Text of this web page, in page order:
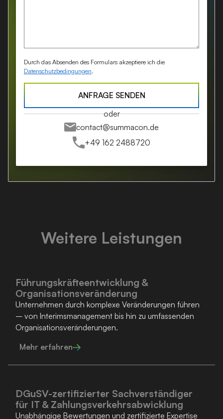
Durch das Absenden des Formulars akzeptiere ich die
Datenschutzbedingungen
ANFRAGE SENDEN
oder
contact@summacon.de
+49 162 2488720
Weitere Leistungen
Führungskräfte­entwicklung &
Organisationsveränderung
Unternehmen durch komplexe Veränderungen führen
– von Interims­management bis hin zu umfassenden
Organisationsveränderungen.
Mehr erfahren
DGuSV-zertifizierter Sachverständiger
für IT & Zahlungsverkehrsabwicklung
Unabhängige Bewertungen und zertifizierte Expertise